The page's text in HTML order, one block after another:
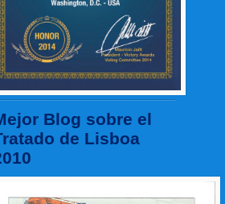
Blog sobre el
de Lisboa